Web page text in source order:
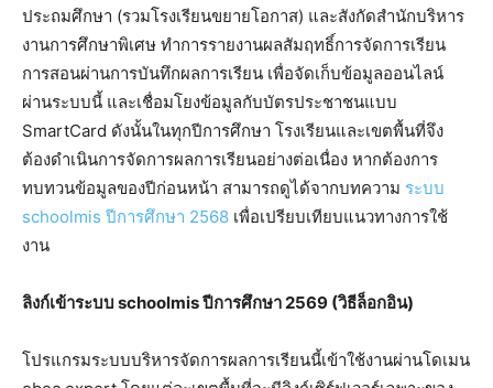
ประถมศึกษา (รวมโรงเรียนขยายโอกาส) และสังกัดสำนักบริหาร
งานการศึกษาพิเศษ ทำการรายงานผลสัมฤทธิ์การจัดการเรียน
การสอนผ่านการบันทึกผลการเรียน เพื่อจัดเก็บข้อมูลออนไลน์
ผ่านระบบนี้ และเชื่อมโยงข้อมูลกับบัตรประชาชนแบบ
SmartCard ดังนั้นในทุกปีการศึกษา โรงเรียนและเขตพื้นที่จึง
ต้องดำเนินการจัดการผลการเรียนอย่างต่อเนื่อง หากต้องการ
ทบทวนข้อมูลของปีก่อนหน้า สามารถดูได้จากบทความ ระบบ
schoolmis ปีการศึกษา 2568 เพื่อเปรียบเทียบแนวทางการใช้
งาน
ลิงก์เข้าระบบ schoolmis ปีการศึกษา 2569 (วิธีล็อกอิน)
โปรแกรมระบบบริหารจัดการผลการเรียนนี้เข้าใช้งานผ่านโดเมน